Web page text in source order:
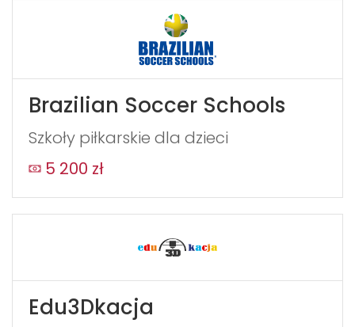
Brazilian Soccer Schools
Szkoły piłkarskie dla dzieci
5 200 zł
Edu3Dkacja